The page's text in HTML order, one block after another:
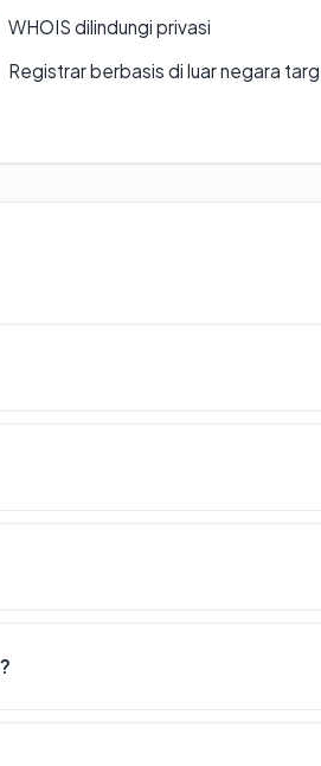
WHOIS dilindungi privasi
Registrar berbasis di luar negara